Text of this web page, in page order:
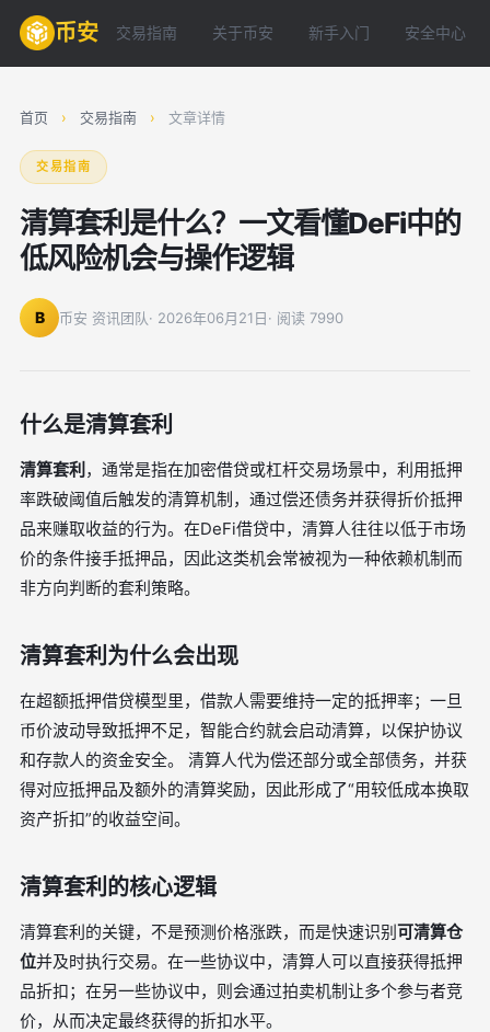
币安 交易指南 关于币安 新手入门 安全中心
首页 › 交易指南 › 文章详情
交易指南
清算套利是什么？一文看懂DeFi中的
低风险机会与操作逻辑
B 币安 资讯团队· 2026年06月21日· 阅读 7990
什么是清算套利
清算套利 ，通常是指在加密借贷或杠杆交易场景中，利用抵押
率跌破阈值后触发的清算机制，通过偿还债务并获得折价抵押
品来赚取收益的行为。在DeFi借贷中，清算人往往以低于市场
价的条件接手抵押品，因此这类机会常被视为一种依赖机制而
非方向判断的套利策略。
清算套利为什么会出现
在超额抵押借贷模型里，借款人需要维持一定的抵押率；一旦
币价波动导致抵押不足，智能合约就会启动清算，以保护协议
和存款人的资金安全。 清算人代为偿还部分或全部债务，并获
得对应抵押品及额外的清算奖励，因此形成了“用较低成本换取
资产折扣”的收益空间。
清算套利的核心逻辑
清算套利的关键，不是预测价格涨跌，而是快速识别可清算仓
位并及时执行交易。在一些协议中，清算人可以直接获得抵押
品折扣；在另一些协议中，则会通过拍卖机制让多个参与者竞
价，从而决定最终获得的折扣水平。